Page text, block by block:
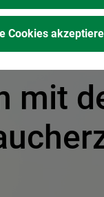
mit
Cookies